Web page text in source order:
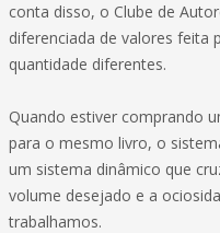
conta disso, o Clube de
diferenciada de valores feita
quantidade diferentes.
Quando estiver comprando
para o mesmo livro, o
um sistema dinâmico que
volume desejado e a
trabalhamos.